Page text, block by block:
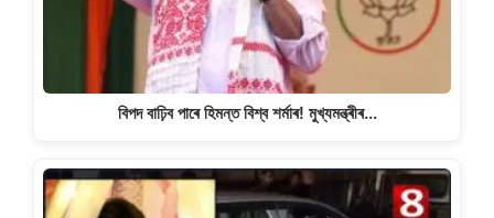
বিপদ বাঢ়িব পাৰে হিমন্ত বিশ্ব শৰ্মাৰ! মুখ্যমন্ত্ৰীৰ…